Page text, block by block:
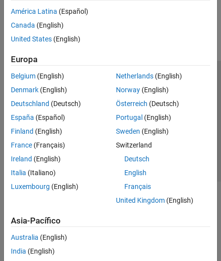
América Latina (Español)
Canada (English)
United States (English)
Europa
Belgium (English)
Denmark (English)
Deutschland (Deutsch)
España (Español)
Finland (English)
France (Français)
Ireland (English)
Italia (Italiano)
Luxembourg (English)
Netherlands(English)
Norway(English)
Österreich (Deutsch)
Portugal (English)
Sweden (English)
Switzerland
Deutsch
English
Français
United Kingdom(English)
Asia-Pacífico
Australia (English)
India (English)
Centro de confianza
Marcas comerciales
Política de privacidad
Antipiratería
Estado de las aplicaciones
Información de contacto
© 1994-2026 The MathWorks, Inc.